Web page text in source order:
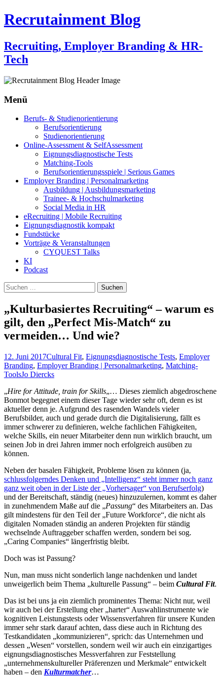
Recrutainment Blog
Recruiting, Employer Branding & HR-
Tech
Menü
Zum
Berufs- & Studienorientierung
Berufsorientierung
Studienorientierung
Online-Assessment & SelfAssessment
Eignungsdiagnostische Tests
Matching-Tools
Berufsorientierungsspiele | Serious Games
Employer Branding | Personalmarketing
Ausbildung | Ausbildungsmarketing
Trainee- & Hochschulmarketing
Social Media in HR
eRecruiting | Mobile Recruiting
Eignungsdiagnostik kompakt
Fundstücke
Vorträge & Veranstaltungen
CYQUEST Talks
KI
Podcast
Suchen
nach:
„Kulturbasiertes Recruiting“ – warum es
gilt, den „Perfect Mis-Match“ zu
vermeiden… Und wie?
12. Juni 2017Cultural Fit, Eignungsdiagnostische Tests, Employer
Branding, Employer Branding | Personalmarketing, Matching-
ToolsJo Diercks
„Hire for Attitude, train for Skills„… Dieses ziemlich abgedroschene
Bonmot begegnet einem dieser Tage wieder sehr oft, denn es ist
aktueller denn je. Aufgrund des rasenden Wandels vieler
Berufsbilder, auch und gerade durch die Digitalisierung, fällt es
immer schwerer zu definieren, welche fachlichen Fähigkeiten,
welche Skills, ein neuer Mitarbeiter denn nun wirklich braucht, um
seinen Job in drei Jahren immer noch erfolgreich ausüben zu
können.
Neben der basalen Fähigkeit, Probleme lösen zu können (ja,
schlussfolgerndes Denken und „Intelligenz“ steht immer noch ganz
ganz weit oben in der Liste der „Vorhersager“ von Berufserfolg)
und der Bereitschaft, ständig (neues) hinzuzulernen, kommt es daher
in zunehmendem Maße auf die „Passung“ des Mitarbeiters an. Das
gilt mindestens für den Teil der „Future Workforce“, die nicht als
digitalen Nomaden ständig an anderen Projekten für ständig
wechselnde Auftraggeber schaffen werden, sondern bei sog.
„Caring Companies“ längerfristig bleibt.
Doch was ist Passung?
Nun, man muss nicht sonderlich lange nachdenken und landet
unweigerlich beim Thema „kulturelle Passung“ – beim Cultural Fit.
Das ist bei uns ja ein ziemlich prominentes Thema: Nicht nur, weil
wir auch bei der Erstellung eher „harter“ Auswahlinstrumente wie
kognitiven Leistungstests oder Wissensverfahren für unsere Kunden
immer sehr stark darauf achten, dass diese auch in Richtung des
Testkandidaten „kommunizieren“, sprich: das Unternehmen und
dessen „Wesen“ vorstellen, sondern weil wir auch ein einzigartiges
eignungsdiagnostisches Messverfahren zur Feststellung
„unternehmenskultureller Präferenzen und Merkmale“ entwickelt
haben – den Kulturmatcher…